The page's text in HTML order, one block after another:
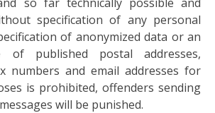
specification of any personal
of anonymized data or an
of published postal addresses,
numbers and email addresses for
is prohibited, offenders sending
will be punished.